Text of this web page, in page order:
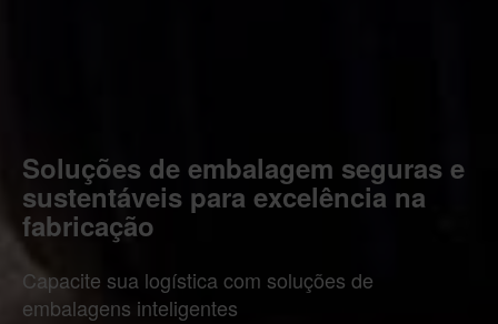
Soluções de embalagem seguras e
sustentáveis para excelência na
fabricação
Capacite sua logística com soluções de
embalagens inteligentes